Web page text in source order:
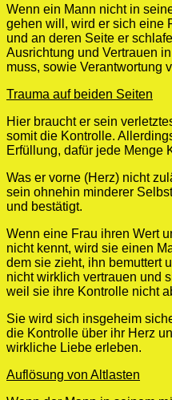
Wenn ein Mann nicht in
gehen will, wird er sich eine
und an deren Seite er
Ausrichtung und Vertrauen
muss, sowie Verantwortung
Trauma auf beiden Seiten
Hier braucht er sein
somit die Kontrolle.
Erfüllung, dafür jede Menge
Was er vorne (Herz) nicht
sein ohnehin minderer
und bestätigt.
Wenn eine Frau ihren Wert
nicht kennt, wird sie einen
dem sie zieht, ihn bemuttert
nicht wirklich vertrauen und
weil sie ihre Kontrolle nicht
Sie wird sich insgeheim
die Kontrolle über ihr Herz
wirkliche Liebe erleben.
Auflösung von Altlasten